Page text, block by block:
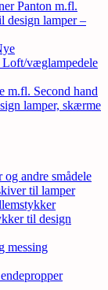
Panton m.fl.
design lamper –
væglampedele
m.fl. Second hand
lamper, skærme
andre smådele
til lamper
til design
messing